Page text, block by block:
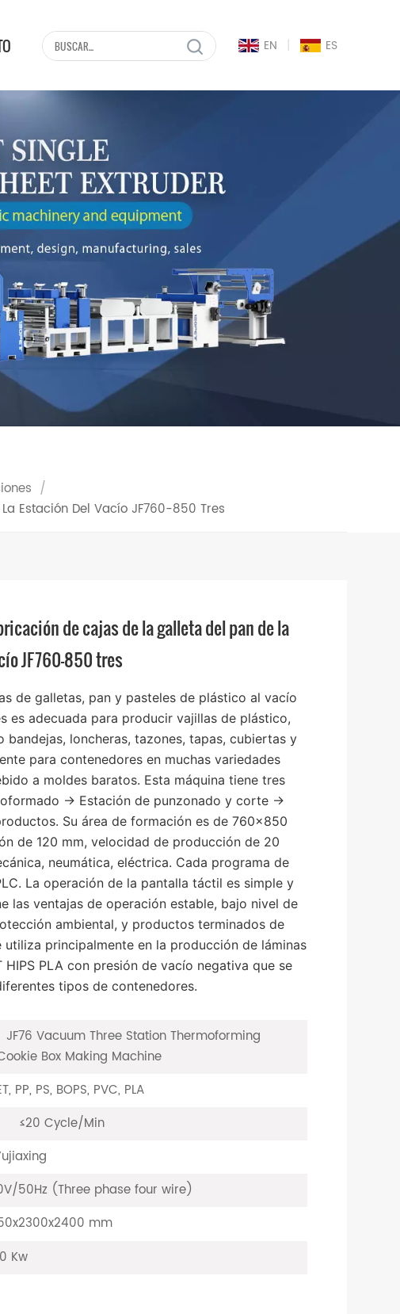
EN | ES
/
Estación Del Vacío JF760-850 Tres
de cajas de la galleta del pan de la
JF760-850 tres
de galletas, pan y pasteles de plástico al vacío
es adecuada para producir vajillas de plástico,
loncheras, tazones, tapas, cubiertas y
para contenedores en muchas variedades
a moldes baratos. Esta máquina tiene tres
→ Estación de punzonado y corte →
Su área de formación es de 760x850
de 120 mm, velocidad de producción de 20
neumática, eléctrica. Cada programa de
La operación de la pantalla táctil es simple y
las ventajas de operación estable, bajo nivel de
ambiental, y productos terminados de
utiliza principalmente en la producción de láminas
HIPS PLA con presión de vacío negativa que se
tipos de contenedores.
JF76 Vacuum Three Station Thermoforming
Box Making Machine
PP, PS, BOPS, PVC, PLA
≤20 Cycle/Min
50Hz (Three phase four wire)
mm
Kw